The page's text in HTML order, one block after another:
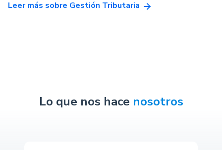
Leer más sobre Gestión Tributaria
Lo que nos hace nosotros